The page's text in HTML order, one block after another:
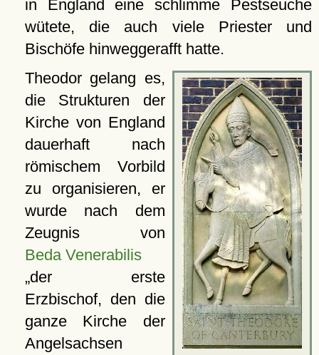
in England eine schlimme Pestseuche
wütete, die auch viele Priester und
Bischöfe hinweggerafft hatte.
Theodor gelang es,
die Strukturen der
Kirche von England
dauerhaft nach
römischem Vorbild
zu organisieren, er
wurde nach dem
Zeugnis von
Beda Venerabilis
der erste
Erzbischof, den die
ganze Kirche der
Angelsachsen